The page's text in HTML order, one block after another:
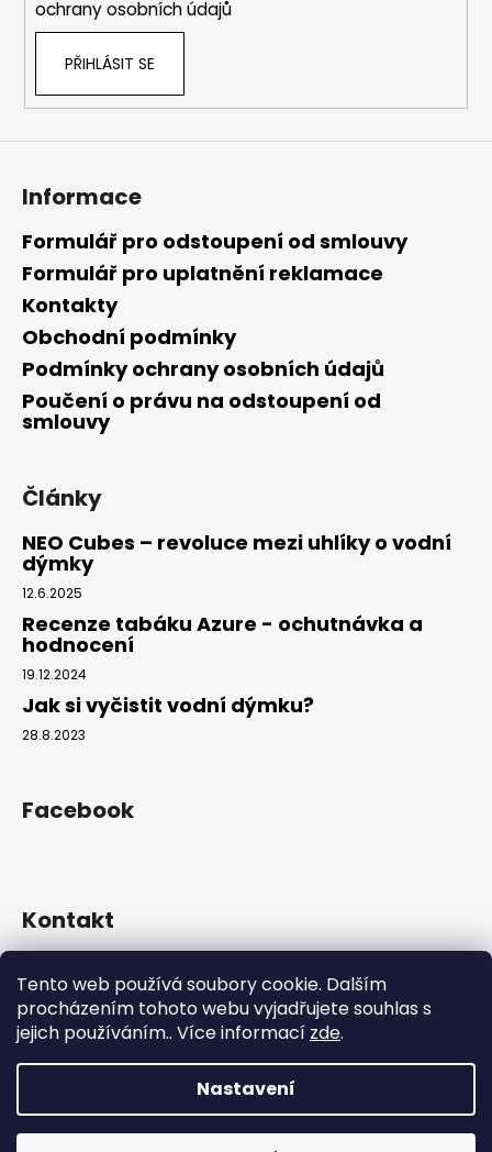
Tento web používá soubory cookie. Dalším
procházením tohoto webu vyjadřujete souhlas s
jejich používáním.. Více informací zde.
Nastavení
ochrany osobních údajů
PŘIHLÁSIT SE
Informace
Formulář pro odstoupení od smlouvy
Formulář pro uplatnění reklamace
Kontakty
Obchodní podmínky
Podmínky ochrany osobních údajů
Poučení o právu na odstoupení od
smlouvy
Články
NEO Cubes – revoluce mezi uhlíky o vodní
dýmky
12.6.2025
Recenze tabáku Azure - ochutnávka a
hodnocení
19.12.2024
Jak si vyčistit vodní dýmku?
28.8.2023
Facebook
Kontakt
+420 739 522 572
hookah_gang.cz/
Copyright 2026Hookah Gang. Všechna práva vyhrazena.